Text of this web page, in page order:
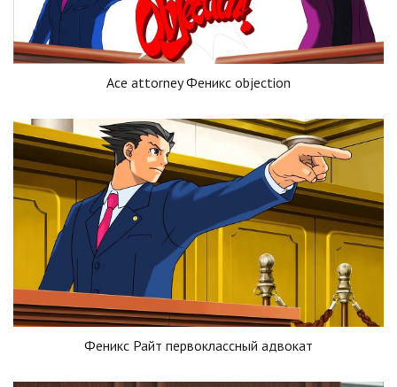
Ace attorney Феникс objection
Феникс Райт первоклассный адвокат